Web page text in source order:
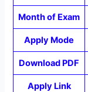
Month of Exam
Apply Mode
Download PDF
Apply Link